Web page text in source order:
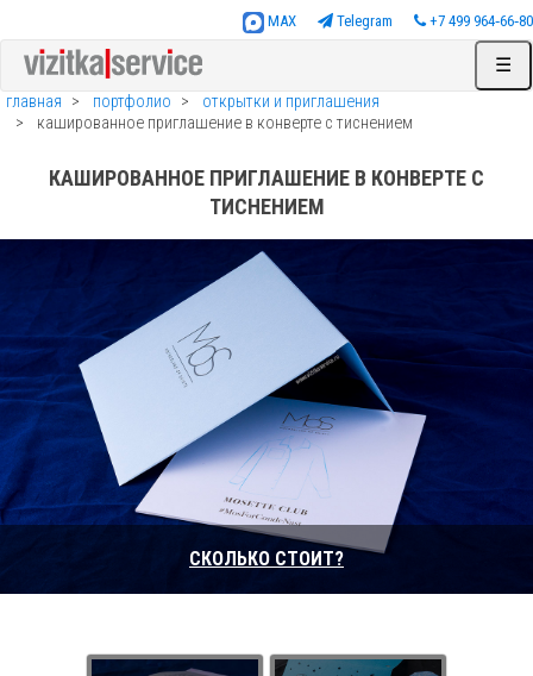
MAX Telegram +7 499 964‑66‑80
☰
главная
портфолио
открытки и приглашения
кашированное приглашение в конверте с тиснением
КАШИРОВАННОЕ ПРИГЛАШЕНИЕ В КОНВЕРТЕ С
ТИСНЕНИЕМ
СКОЛЬКО СТОИТ?